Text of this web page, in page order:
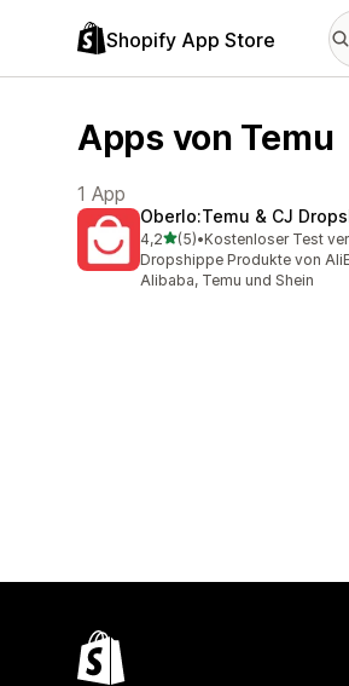
Shopify App Store
Apps von Temu
1 App
Oberlo:Temu & CJ
4,2von 5 Sternen
(5)
5 Rezensionen insgesamt
•Kostenloser Test
Dropshippe Produkte von
Alibaba, Temu und Shein